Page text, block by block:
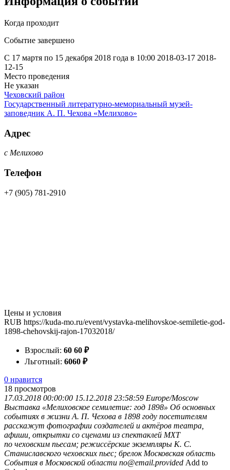
Когда проходит
Событие завершено
С 17 мартя по 15 декабря 2018 года в 10:00 2018-03-17 2018-
12-15
Место проведения
Не указан
Чеховский район
Государственный литературно-мемориальный музей-
заповедник А. П. Чехова «Мелихово»
Адрес
с Мелихово
Телефон
+7 (905) 781-2910
Цены и условия
RUB https://kuda-mo.ru/event/vystavka-melihovskoe-semiletie-god-
1898-chehovskij-rajon-17032018/
Взрослый: 60 60 ₽
Льготный: 6060 ₽
0 нравится
18 просмотров
17.03.2018 00:00:00 15.12.2018 23:58:59 Europe/Moscow
Выставка «Мелиховское семилетие: год 1898» Об основных
событиях в жизни А. П. Чехова в 1898 году посетителям
расскажут фотографии создателей и актёров театра,
афиши, открытки со сценами из спектаклей МХТ
по чеховским пьесам; режиссёрские экземпляры К. С.
Станиславского чеховских пьес; брелок Московская область
События в Московской области no@email.provided Add to